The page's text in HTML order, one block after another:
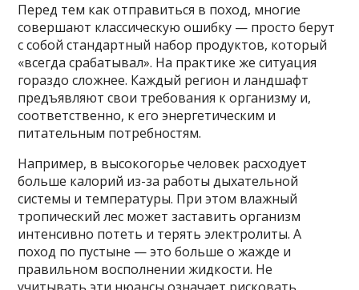
Перед тем как отправиться в поход, многие
совершают классическую ошибку — просто берут
с собой стандартный набор продуктов, который
«всегда срабатывал». На практике же ситуация
гораздо сложнее. Каждый регион и ландшафт
предъявляют свои требования к организму и,
соответственно, к его энергетическим и
питательным потребностям.
Например, в высокогорье человек расходует
больше калорий из-за работы дыхательной
системы и температуры. При этом влажный
тропический лес может заставить организм
интенсивно потеть и терять электролиты. А
поход по пустыне — это больше о жажде и
правильном восполнении жидкости. Не